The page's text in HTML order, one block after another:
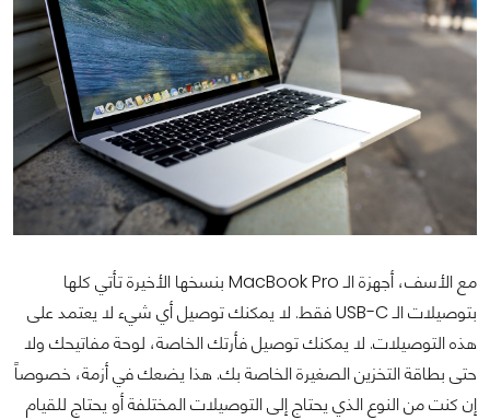
مع الأسف، أجهزة الـ MacBook Pro بنسخها الأخيرة تأتي كلها
بتوصيلات الـ USB-C فقط. لا يمكنك توصيل أي شيء لا يعتمد على
هذه التوصيلات. لا يمكنك توصيل فأرتك الخاصة، لوحة مفاتيحك ولا
حتى بطاقة التخزين الصغيرة الخاصة بك. هذا يضعك في أزمة، خصوصاً
إن كنت من النوع الذي يحتاج إلى التوصيلات المختلفة أو يحتاج للقيام